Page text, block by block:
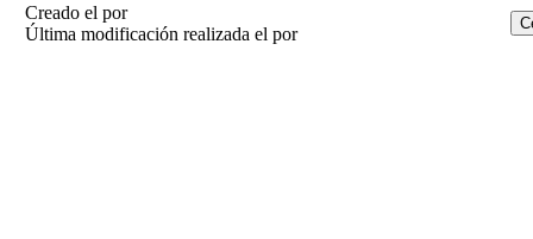
Creado el por
Última modificación realizada el por